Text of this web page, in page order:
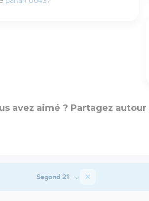
avez aimé ? Partagez autour
Segond 21